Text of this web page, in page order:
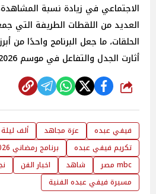
الاجتماعي في زيادة نسبة
العديد من اللقطات الطريفة التي
الحلقات، ما جعل البرنامج واحدًا من
أثارت الجدل والتفاعل في موسم 2026.
شارك
فيفي عبده عزة مجاهد ألف
تكريم فيفي عبده
برنامج رمضاني 2026
mbc مصر
شاهد اخبار الفن
مسيرة فيفي عبده الفنية